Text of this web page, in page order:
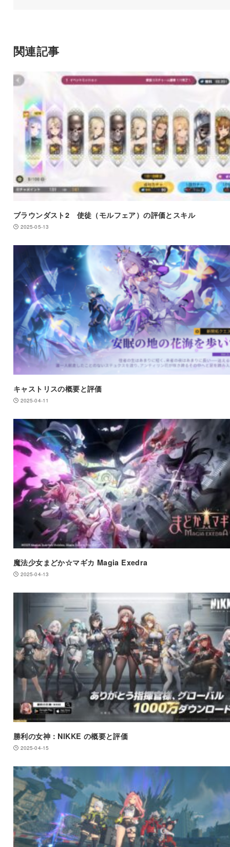
関連記事
ブラウンダスト2 使徒（モルフェア）の評価とスキル
2025-05-13
キャストリスの概要と評価
2025-04-11
魔法少女まどか☆マギカ Magia Exedra
2025-04-13
勝利の女神：NIKKE の概要と評価
2025-04-15